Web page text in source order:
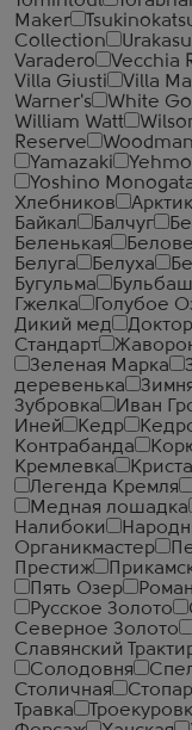
Maker
Collection
Varadero
Vecchia
Villa Giusti
Villa
Warner's
White
William Watt
Reserve
Woodman
Yamazaki
Yoshino
Хлебников
Байкал
Балчуг
Беленькая
Белуга
Белуха
Бугульма
Гжелка
Голубое
Дикий мед
Стандарт
Зеленая Марка
деревенька
Зубровка
Иван
Иней
Кедр
Контрабанда
Кремлевка
Легенда Кремля
Медная лошадка
Налибоки
Органикмастер
Престиж
Пять Озер
Русское Золото
Северное Золото
Славянский
Солодовня
Столичная
Травка